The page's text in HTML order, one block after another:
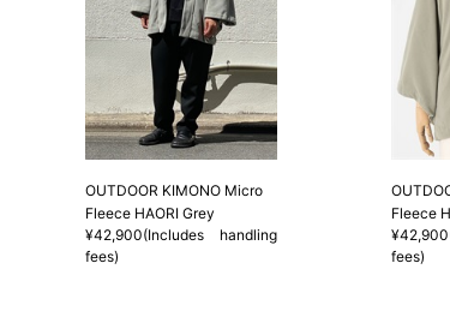
OUTDOOR KIMONO Micro
Fleece HAORI Grey
¥42,900(Includes handling
fees)
Fleece
fees)